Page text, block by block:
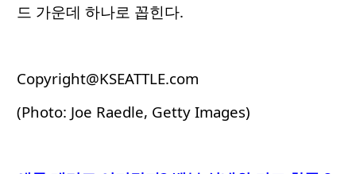
드 가운데 하나로 꼽힌다.
Copyright@KSEATTLE.com
(Photo: Joe Raedle, Getty Images)